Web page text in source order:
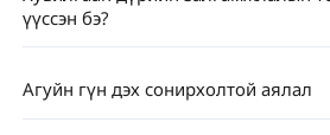
үүссэн бэ?
Агуйн гүн дэх сонирхолтой аялал